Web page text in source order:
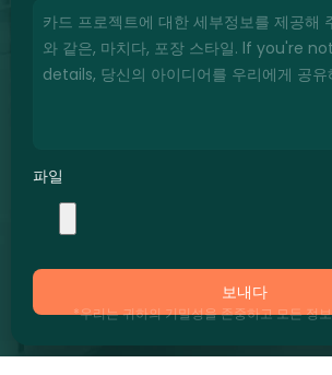
파일
보내다
*우리는 귀하의 기밀성을 존중하고 모든 정